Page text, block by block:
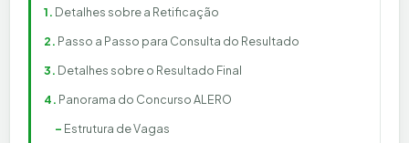
Detalhes sobre a Retificação
Passo a Passo para Consulta do Resultado
Detalhes sobre o Resultado Final
Panorama do Concurso ALERO
Estrutura de Vagas